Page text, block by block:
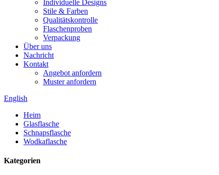
Individuelle Designs
Stile & Farben
Qualitätskontrolle
Flaschenproben
Verpackung
Über uns
Nachricht
Kontakt
Angebot anfordern
Muster anfordern
English
Heim
Glasflasche
Schnapsflasche
Wodkaflasche
Kategorien